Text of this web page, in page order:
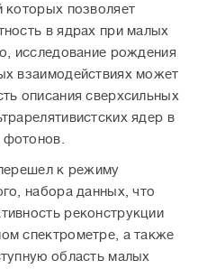
которых позволяет
в ядрах при малых
исследование рождения
взаимодействиях может
описания сверхсильных
ядер в
фотонов.
к режиму
набора данных, что
реконструкции
спектрометре, а также
область малых